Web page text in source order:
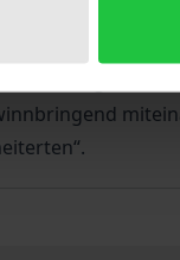
mit einer
sich den
Gattung